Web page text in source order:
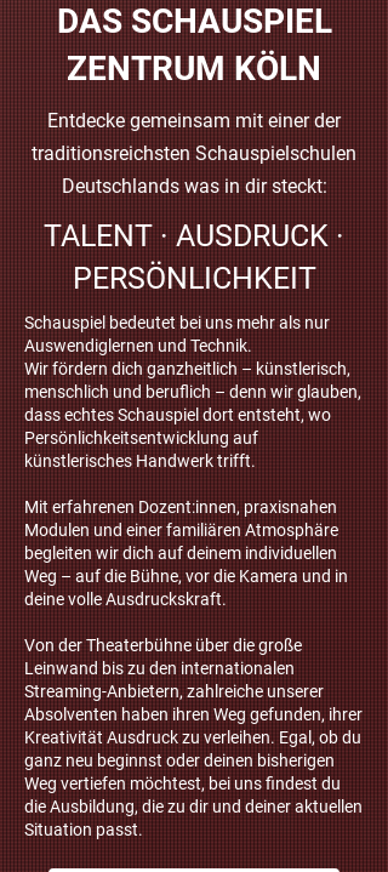
DAS SCHAUSPIEL
ZENTRUM KÖLN
Entdecke gemeinsam mit einer der
traditionsreichsten Schauspielschulen
Deutschlands was in dir steckt:
TALENT · AUSDRUCK ·
PERSÖNLICHKEIT
Schauspiel bedeutet bei uns mehr als nur
Auswendiglernen und Technik.
Wir fördern dich ganzheitlich – künstlerisch,
menschlich und beruflich – denn wir glauben,
dass echtes Schauspiel dort entsteht, wo
Persönlichkeitsentwicklung auf
künstlerisches Handwerk trifft.
Mit erfahrenen Dozent:innen, praxisnahen
Modulen und einer familiären Atmosphäre
begleiten wir dich auf deinem individuellen
Weg – auf die Bühne, vor die Kamera und in
deine volle Ausdruckskraft.
Von der Theaterbühne über die große
Leinwand bis zu den internationalen
Streaming-Anbietern, zahlreiche unserer
Absolventen haben ihren Weg gefunden, ihrer
Kreativität Ausdruck zu verleihen. Egal, ob du
ganz neu beginnst oder deinen bisherigen
Weg vertiefen möchtest, bei uns findest du
die Ausbildung, die zu dir und deiner aktuellen
Situation passt.